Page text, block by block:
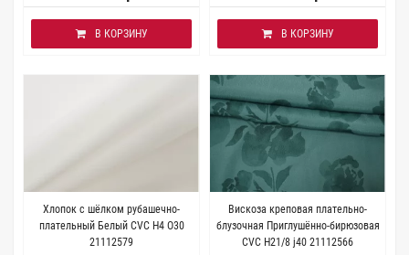
В КОРЗИНУ В КОРЗИНУ
Хлопок с шёлком рубашечно-
плательный Белый CVC H4 O30
21112579
Вискоза креповая плательно-
блузочная Приглушённо-бирюзовая
CVC H21/8 j40 21112566